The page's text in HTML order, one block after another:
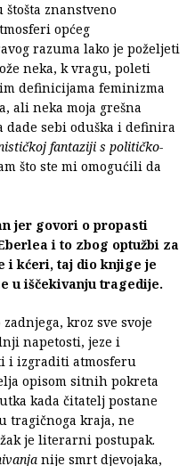
znanstveno
općeg
razuma lako je poželjeti
neka, k vragu, poleti
definicijama feminizma
ali neka moja grešna
dade sebi oduška i definira
fantaziji s političko-
što ste mi omogućili da
jer govori o propasti
i to zbog optužbi za
i kćeri, taj dio knjige je
u iščekivanju tragedije.
kroz sve svoje
napetosti, jeze i
i izgraditi atmosferu
opisom sitnih pokreta
kada čitatelj postane
tragičnoga kraja, ne
je literarni postupak.
nije smrt djevojaka,